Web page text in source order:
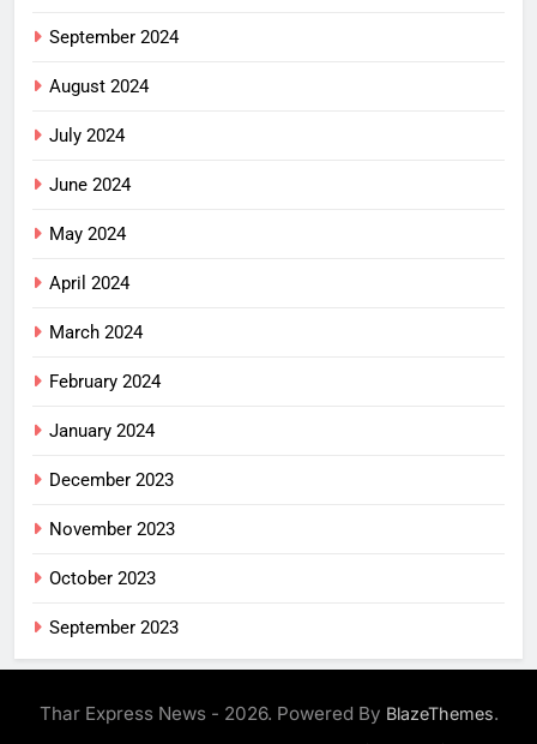
September 2024
August 2024
July 2024
June 2024
May 2024
April 2024
March 2024
February 2024
January 2024
December 2023
November 2023
October 2023
September 2023
Thar Express News - 2026. Powered By BlazeThemes.